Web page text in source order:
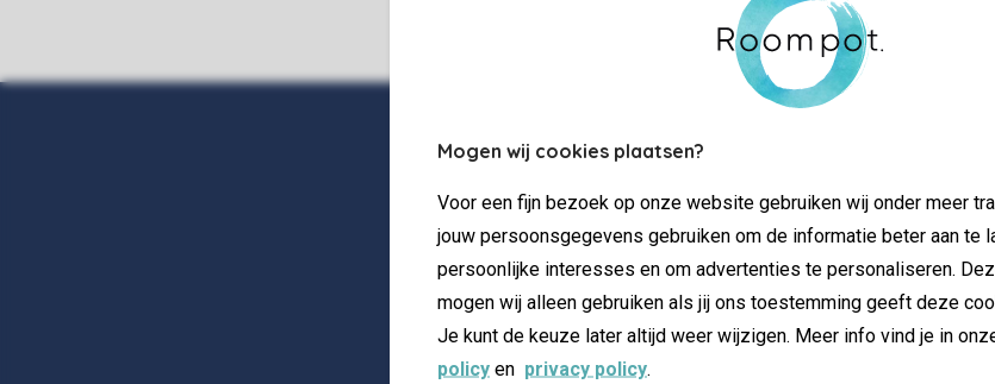
Mogen wij cookies plaatsen?
Voor een fijn bezoek op onze website gebruiken wij onder meer
jouw persoonsgegevens gebruiken om de informatie beter aan te
persoonlijke interesses en om advertenties te personaliseren.
mogen wij alleen gebruiken als jij ons toestemming geeft deze
Je kunt de keuze later altijd weer wijzigen. Meer info vind je in
policy en privacy policy.